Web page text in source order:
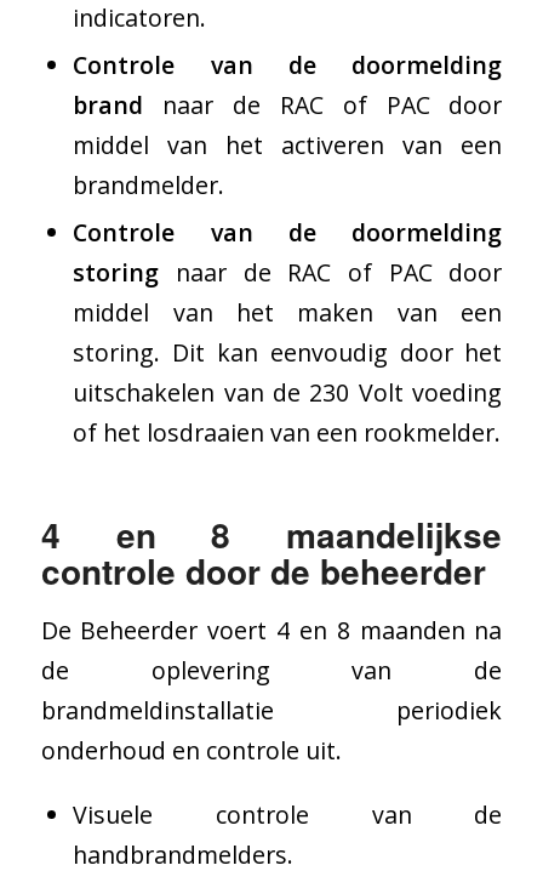
indicatoren.
Controle van de doormelding
brand naar de RAC of PAC door
middel van het activeren van een
brandmelder.
Controle van de doormelding
storing naar de RAC of PAC door
middel van het maken van een
storing. Dit kan eenvoudig door het
uitschakelen van de 230 Volt voeding
of het losdraaien van een rookmelder.
4 en 8 maandelijkse
controle door de beheerder
De Beheerder voert 4 en 8 maanden na
de oplevering van de
brandmeldinstallatie periodiek
onderhoud en controle uit.
Visuele controle van de
handbrandmelders.